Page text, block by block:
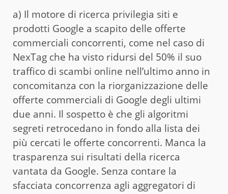
a) Il motore di ricerca privilegia siti e
prodotti Google a scapito delle offerte
commerciali concorrenti, come nel caso di
NexTag che ha visto ridursi del 50% il suo
traffico di scambi online nell’ultimo anno in
concomitanza con la riorganizzazione delle
offerte commerciali di Google degli ultimi
due anni. Il sospetto è che gli algoritmi
segreti retrocedano in fondo alla lista dei
più cercati le offerte concorrenti. Manca la
trasparenza sui risultati della ricerca
vantata da Google. Senza contare la
sfacciata concorrenza agli aggregatori di